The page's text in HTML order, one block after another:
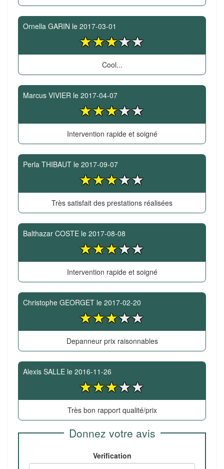
Ornella GARIN le 2017-03-01
Cool...
Marcus VIVIER le 2017-04-07
Intervention rapide et soigné
Perla THIBAUT le 2017-09-07
Très satisfait des prestations réalisées
Balthazar COSTE le 2017-08-08
Intervention rapide et soigné
Christophe GEORGET le 2017-02-20
Depanneur prix raisonnables
Alexis SALLE le 2016-11-26
Très bon rapport qualité/prix
Donnez votre avis
Verification